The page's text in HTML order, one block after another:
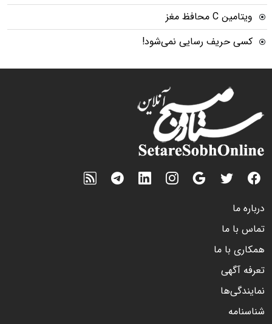
ویتامین C محافظ مغز
کسی حریف رسایی نمی‌شود!
درباره ما
تماس با ما
همکاری با ما
تعرفه آگهی
نمایندگی‌ها
شناسنامه